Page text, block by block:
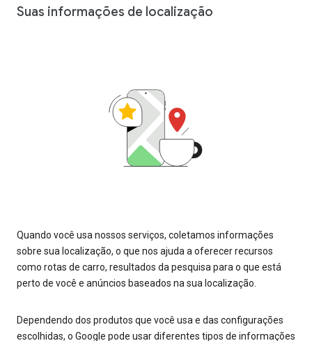
Suas informações de localização
Quando você usa nossos serviços, coletamos informações
sobre sua localização, o que nos ajuda a oferecer recursos
como rotas de carro, resultados da pesquisa para o que está
perto de você e anúncios baseados na sua localização.
Dependendo dos produtos que você usa e das configurações
escolhidas, o Google pode usar diferentes tipos de informações